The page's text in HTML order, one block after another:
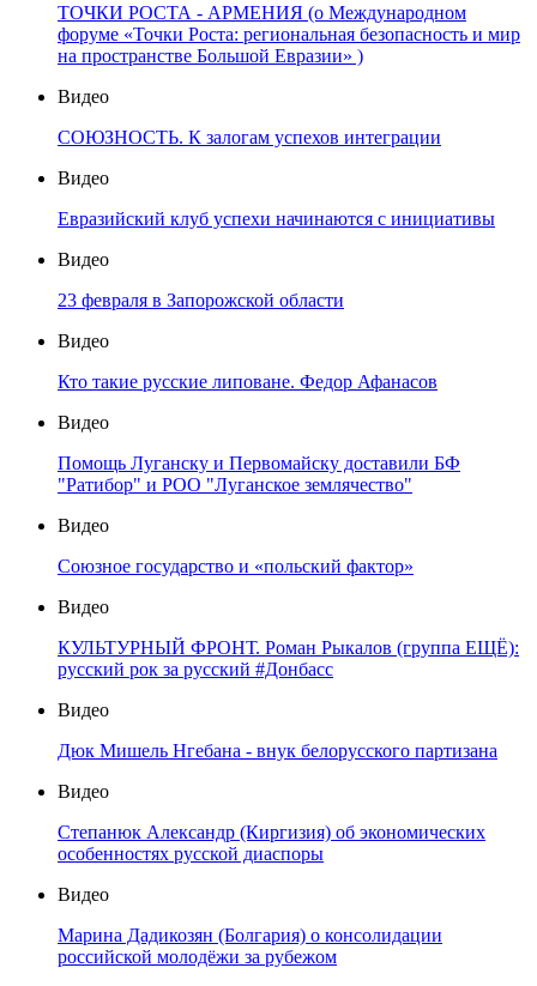
ТОЧКИ РОСТА - АРМЕНИЯ (о Международном
форуме «Точки Роста: региональная безопасность и мир
на пространстве Большой Евразии» )
Видео
СОЮЗНОСТЬ. К залогам успехов интеграции
Видео
Евразийский клуб успехи начинаются с инициативы
Видео
23 февраля в Запорожской области
Видео
Кто такие русские липоване. Федор Афанасов
Видео
Помощь Луганску и Первомайску доставили БФ
"Ратибор" и РОО "Луганское землячество"
Видео
Союзное государство и «польский фактор»
Видео
КУЛЬТУРНЫЙ ФРОНТ. Роман Рыкалов (группа ЕЩЁ):
русский рок за русский #Донбасс
Видео
Дюк Мишель Нгебана - внук белорусского партизана
Видео
Степанюк Александр (Киргизия) об экономических
особенностях русской диаспоры
Видео
Марина Дадикозян (Болгария) о консолидации
российской молодёжи за рубежом